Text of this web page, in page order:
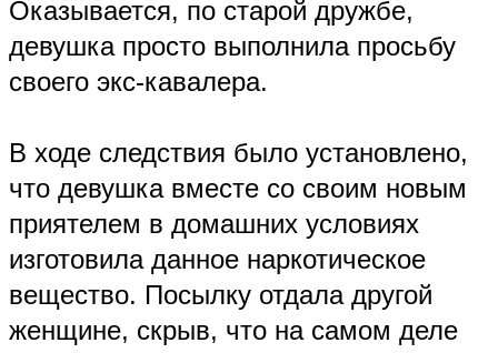
Оказывается, по старой дружбе,
девушка просто выполнила просьбу
своего экс-кавалера.
В ходе следствия было установлено,
что девушка вместе со своим новым
приятелем в домашних условиях
изготовила данное наркотическое
вещество. Посылку отдала другой
женщине, скрыв, что на самом деле